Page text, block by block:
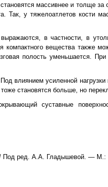
массивнее и толще за
Так, у тяжелоатлетов кости
в частности, в
вещества также
полость уменьшается.
влиянием усиленной
становятся больше, но
суставные
Под ред. А.А. Гладышевой. — М.: